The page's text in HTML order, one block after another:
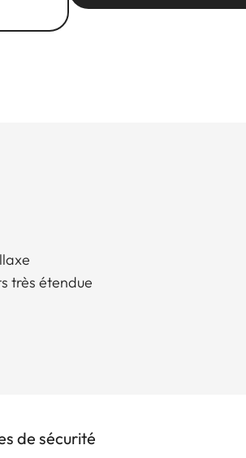
très étendue
de sécurité